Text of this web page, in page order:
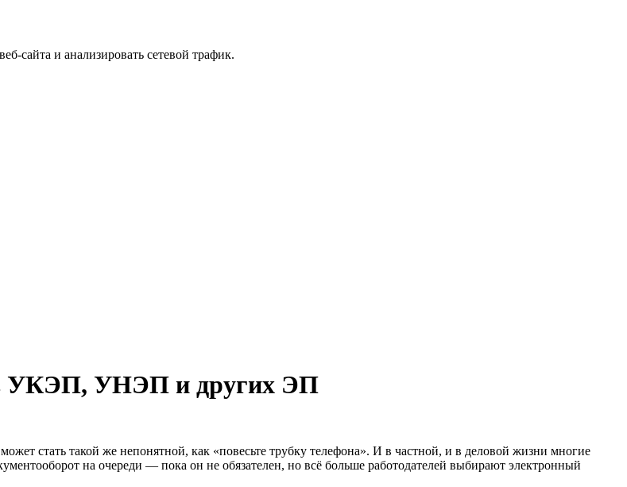
сайта и анализировать сетевой трафик.
в УКЭП, УНЭП и других ЭП
стать такой же непонятной, как «повесьте трубку телефона». И в частной, и в деловой жизни многие
на очереди — пока он не обязателен, но всё больше работодателей выбирают электронный